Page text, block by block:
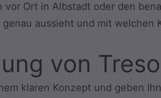
Ort in Albstadt oder den
aussieht und mit welchen
von
klaren Konzept und geben